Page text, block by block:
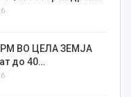
ВО ЦЕЛА ЗЕМЈА
до 40…